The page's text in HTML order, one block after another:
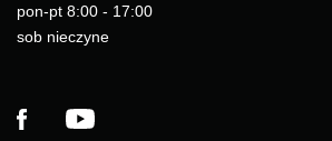
pon-pt 8:00 - 17:00
sob nieczyne
Facebook